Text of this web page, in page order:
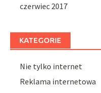
czerwiec 2017
KATEGORIE
Nie tylko internet
Reklama internetowa